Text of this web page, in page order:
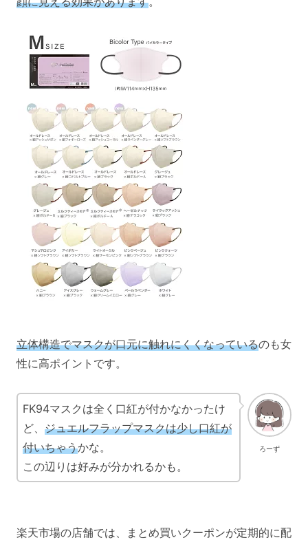
立体構造でマスクが口元に触れにくくなっているのも女
性に高ポイントです。
ろーず
FK94マスクは全く口紅が付かなかったけ
ど、 ジュエルフラップマスクは少し口紅が
付いちゃうかな。
この辺りは好みが分かれるかも。
楽天市場の店舗では、まとめ買いクーポンが定期的に配